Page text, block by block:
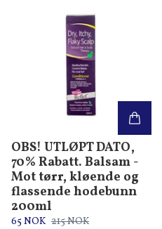
OBS! UTLØPT DATO,
70% Rabatt. Balsam -
Mot tørr, kløende og
flassende hodebunn
200ml
65 NOK 215 NOK